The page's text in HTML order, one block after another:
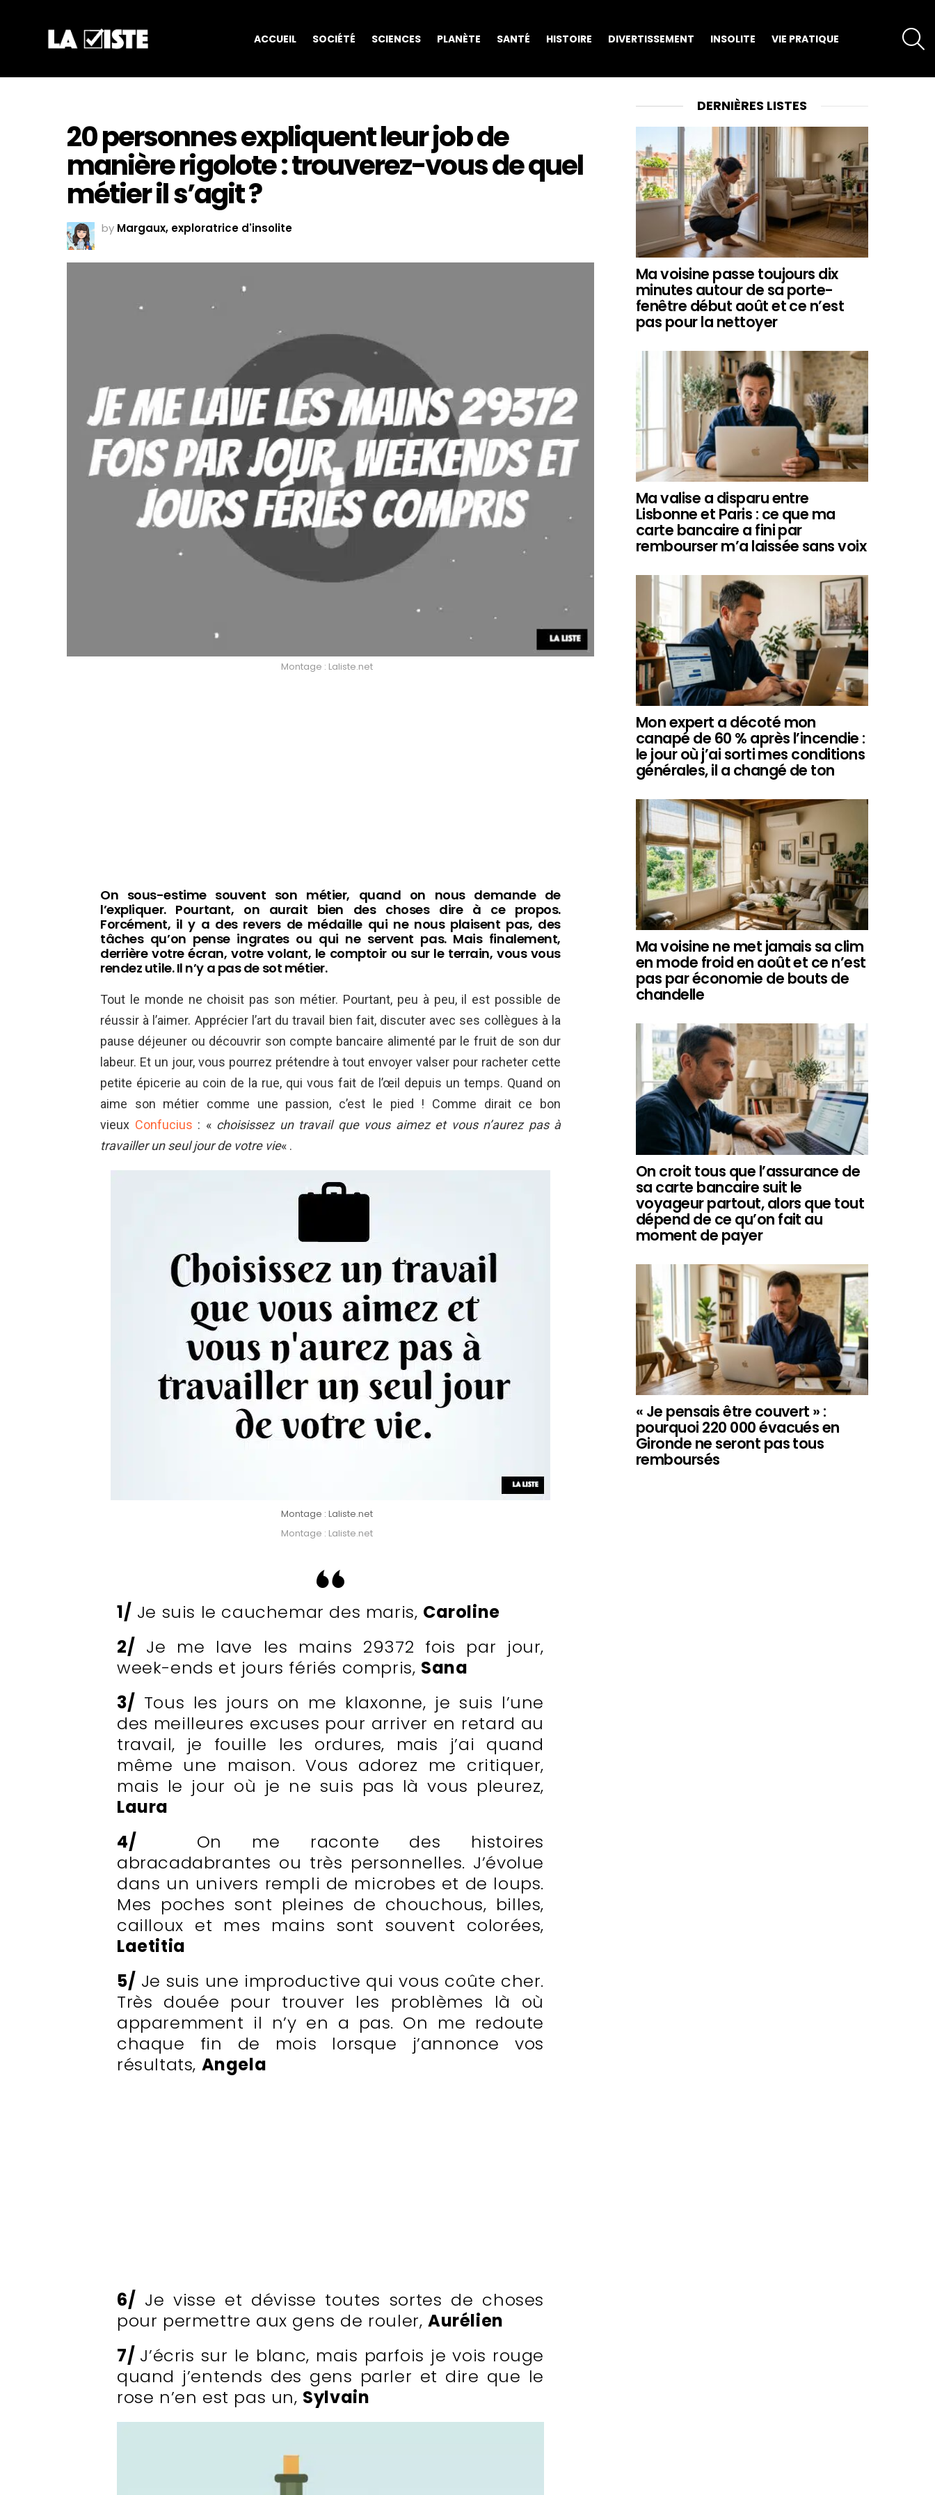
ACCUEIL SOCIÉTÉ SCIENCES PLANÈTE SANTÉ HISTOIRE DIVERTISSEMENT INSOLITE VIE PRATIQUE
20 personnes expliquent leur job de
manière rigolote : trouverez-vous de quel
métier il s’agit ?
by Margaux, exploratrice d'insolite
Montage : Laliste.net
On sous-estime souvent son métier, quand on nous demande de
l’expliquer. Pourtant, on aurait bien des choses dire à ce propos.
Forcément, il y a des revers de médaille qui ne nous plaisent pas, des
tâches qu’on pense ingrates ou qui ne servent pas. Mais finalement,
derrière votre écran, votre volant, le comptoir ou sur le terrain, vous vous
rendez utile. Il n’y a pas de sot métier.
Tout le monde ne choisit pas son métier. Pourtant, peu à peu, il est possible de
réussir à l’aimer. Apprécier l’art du travail bien fait, discuter avec ses collègues à la
pause déjeuner ou découvrir son compte bancaire alimenté par le fruit de son dur
labeur. Et un jour, vous pourrez prétendre à tout envoyer valser pour racheter cette
petite épicerie au coin de la rue, qui vous fait de l’œil depuis un temps. Quand on
aime son métier comme une passion, c’est le pied ! Comme dirait ce bon
vieux Confucius : « choisissez un travail que vous aimez et vous n’aurez pas à
travailler un seul jour de votre vie« .
Montage : Laliste.net
Montage : Laliste.net
1/ Je suis le cauchemar des maris, Caroline
2/ Je me lave les mains 29372 fois par jour,
week-ends et jours fériés compris, Sana
3/ Tous les jours on me klaxonne, je suis l’une
des meilleures excuses pour arriver en retard au
travail, je fouille les ordures, mais j’ai quand
même une maison. Vous adorez me critiquer,
mais le jour où je ne suis pas là vous pleurez,
Laura
4/ On me raconte des histoires
abracadabrantes ou très personnelles. J’évolue
dans un univers rempli de microbes et de loups.
Mes poches sont pleines de chouchous, billes,
cailloux et mes mains sont souvent colorées,
Laetitia
5/ Je suis une improductive qui vous coûte cher.
Très douée pour trouver les problèmes là où
apparemment il n’y en a pas. On me redoute
chaque fin de mois lorsque j’annonce vos
résultats, Angela
6/ Je visse et dévisse toutes sortes de choses
pour permettre aux gens de rouler,Aurélien
7/ J’écris sur le blanc, mais parfois je vois rouge
quand j’entends des gens parler et dire que le
rose n’en est pas un, Sylvain
DERNIÈRES LISTES
Ma voisine passe toujours dix
minutes autour de sa porte-
fenêtre début août et ce n’est
pas pour la nettoyer
Ma valise a disparu entre
Lisbonne et Paris : ce que ma
carte bancaire a fini par
rembourser m’a laissée sans voix
Mon expert a décoté mon
canapé de 60 % après l’incendie :
le jour où j’ai sorti mes conditions
générales, il a changé de ton
Ma voisine ne met jamais sa clim
en mode froid en août et ce n’est
pas par économie de bouts de
chandelle
On croit tous que l’assurance de
sa carte bancaire suit le
voyageur partout, alors que tout
dépend de ce qu’on fait au
moment de payer
« Je pensais être couvert » :
pourquoi 220 000 évacués en
Gironde ne seront pas tous
remboursés